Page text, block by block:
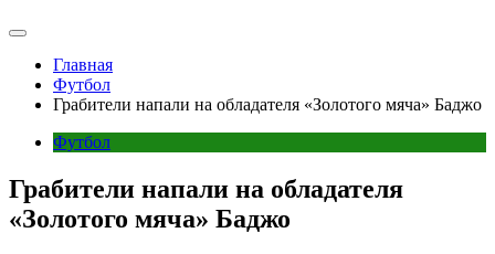
Главная
Футбол
Грабители напали на обладателя «Золотого мяча» Баджо
Футбол
Грабители напали на обладателя
«Золотого мяча» Баджо